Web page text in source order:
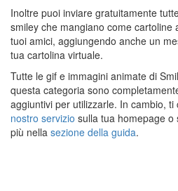
Inoltre puoi inviare gratuitamente
smiley che mangiano come cartoline
tuoi amici, aggiungendo anche un
tua cartolina virtuale.
Tutte le gif e immagini animate di
questa categoria sono
aggiuntivi per utilizzarle. In cambio, ti
nostro servizio sulla tua homepage
più nella sezione della guida.